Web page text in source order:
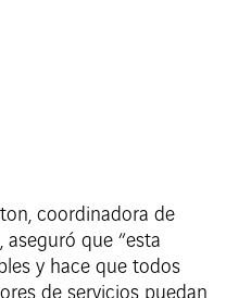
coordinadora de
aseguró que “esta
y hace que todos